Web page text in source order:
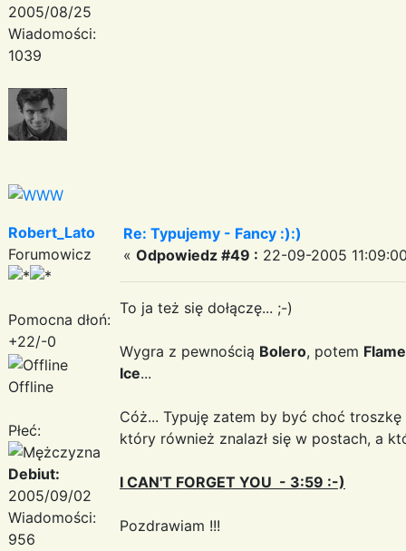
2005/08/25
Wiadomości:
1039
Robert_Lato
Forumowicz
Pomocna dłoń:
+22/-0
Offline
Płeć:
Debiut:
2005/09/02
Wiadomości:
956
Re: Typujemy - Fancy :):)
« Odpowiedz #49 : 22-09-2005
To ja też się dołączę... ;-)
Wygra z pewnością Bolero, potem
Ice...
Cóż... Typuję zatem by być choć
który również znalazł się w postach, a
I CAN'T FORGET YOU - 3:59 :-)
Pozdrawiam !!!